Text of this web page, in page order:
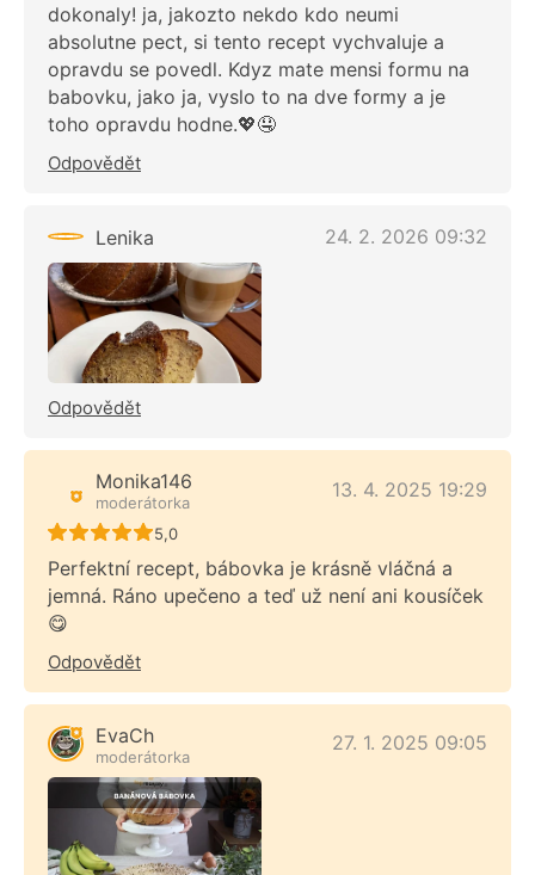
dokonaly! ja, jakozto nekdo kdo neumi
absolutne pect, si tento recept vychvaluje a
opravdu se povedl. Kdyz mate mensi formu na
babovku, jako ja, vyslo to na dve formy a je
toho opravdu hodne.💖🤤
Odpovědět
Lenika 24. 2. 2026 09:32
Odpovědět
Monika146
moderátorka
13. 4. 2025 19:29
Recept ještě nebyl hodnocen
5,0
Perfektní recept, bábovka je krásně vláčná a
jemná. Ráno upečeno a teď už není ani kousíček
😋
Odpovědět
EvaCh
moderátorka
27. 1. 2025 09:05